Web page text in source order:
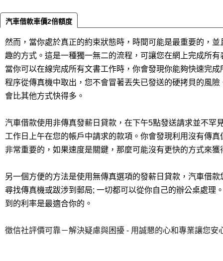
汽車借款車價2倍額度
然而，當你處於真正的約束狀態時，時間可能是最重要的，
趣的方式。這是一種獨一無二的流程，可讓您在網上完成所
當你可以在線完成所有文書工作時，你會發現你能夠快速完
程序從傳真機中取出，您不會冒著丟失已發送的硬拷貝的風
會比其他方式快得多。
汽車借款使用非傳真發薪日貸款，在下午5點發送請求並不罕
工作日上午在您的帳戶中請求的款項。你會發現利用沒有傳
非常重要的，如果速度是關鍵，那麼可能沒有更快的方式來
另一個方便的方法是使用無傳真選項的發薪日貸款，汽車借
尋找傳真機或跋涉到郵局; 一切都可以從你自己的辦公桌處理
到的利率是最適合你的。
徵信社評價可靠－解決疑慮與困擾 - 用誠懇的心和專業讓您安